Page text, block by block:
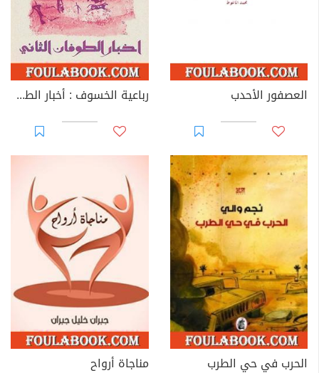
العصفور الأحدب رباعية الخسوف : أخبار الطوفان الثاني # 3
الحرب في حي الطرب مناجاة أرواح